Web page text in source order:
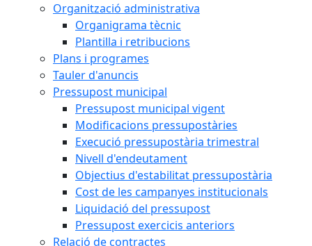
Organització administrativa
Organigrama tècnic
Plantilla i retribucions
Plans i programes
Tauler d'anuncis
Pressupost municipal
Pressupost municipal vigent
Modificacions pressupostàries
Execució pressupostària trimestral
Nivell d'endeutament
Objectius d'estabilitat pressupostària
Cost de les campanyes institucionals
Liquidació del pressupost
Pressupost exercicis anteriors
Relació de contractes